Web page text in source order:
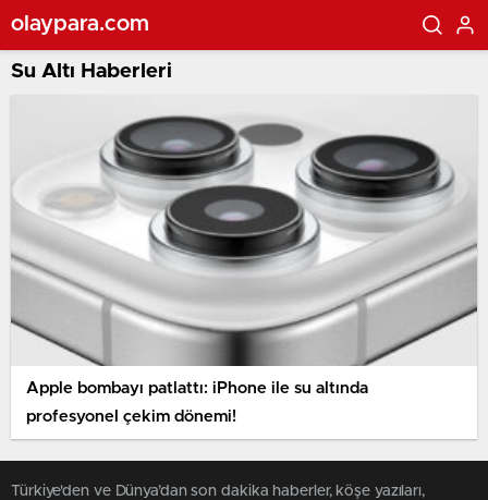
olaypara.com
Su Altı Haberleri
Apple bombayı patlattı: iPhone ile su altında
profesyonel çekim dönemi!
Türkiye'den ve Dünya’dan son dakika haberler, köşe yazıları,